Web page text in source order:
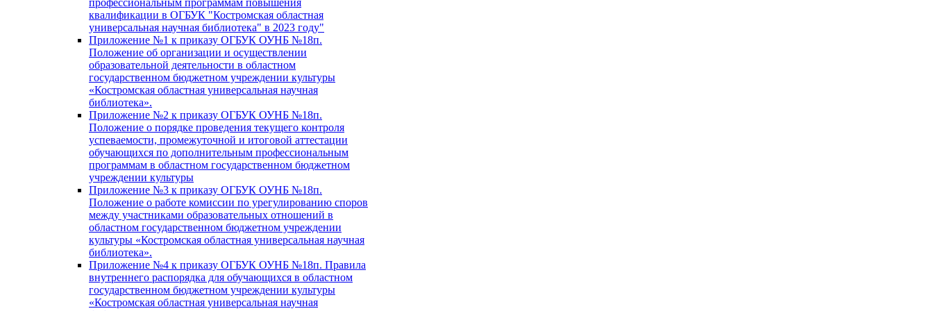
квалификации в ОГБУК "Костромская областная
универсальная научная библиотека" в 2023 году"
Приложение №1 к приказу ОГБУК ОУНБ №18п.
Положение об организации и осуществлении
образовательной деятельности в областном
государственном бюджетном учреждении культуры
«Костромская областная универсальная научная
библиотека».
Приложение №2 к приказу ОГБУК ОУНБ №18п.
Положение о порядке проведения текущего контроля
успеваемости, промежуточной и итоговой аттестации
обучающихся по дополнительным профессиональным
программам в областном государственном бюджетном
учреждении культуры
Приложение №3 к приказу ОГБУК ОУНБ №18п.
Положение о работе комиссии по урегулированию споров
между участниками образовательных отношений в
областном государственном бюджетном учреждении
культуры «Костромская областная универсальная научная
библиотека».
Приложение №4 к приказу ОГБУК ОУНБ №18п. Правила
внутреннего распорядка для обучающихся в областном
государственном бюджетном учреждении культуры
«Костромская областная универсальная научная